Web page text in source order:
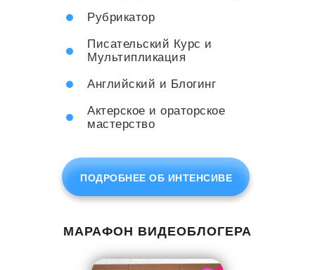
Рубрикатор
Писательский Курс и
Мультипликация
Английский и Блогинг
Актерское и ораторское
мастерство
ПОДРОБНЕЕ ОБ ИНТЕНСИВЕ
МАРАФОН ВИДЕОБЛОГЕРА